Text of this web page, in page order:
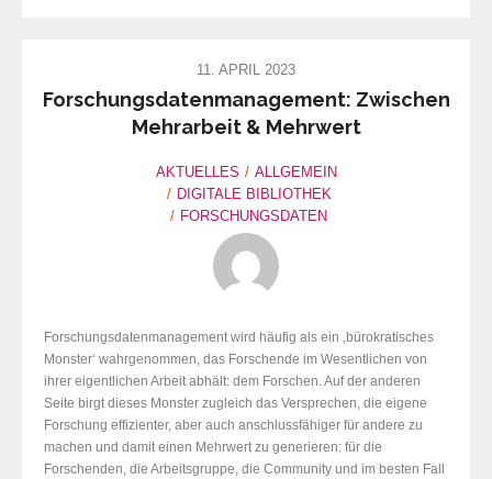
11. APRIL 2023
Forschungsdatenmanagement: Zwischen
Mehrarbeit & Mehrwert
AKTUELLES
ALLGEMEIN
DIGITALE BIBLIOTHEK
FORSCHUNGSDATEN
Forschungsdatenmanagement wird häufig als ein ‚bürokratisches
Monster‘ wahrgenommen, das Forschende im Wesentlichen von
ihrer eigentlichen Arbeit abhält: dem Forschen. Auf der anderen
Seite birgt dieses Monster zugleich das Versprechen, die eigene
Forschung effizienter, aber auch anschlussfähiger für andere zu
machen und damit einen Mehrwert zu generieren: für die
Forschenden, die Arbeitsgruppe, die Community und im besten Fall